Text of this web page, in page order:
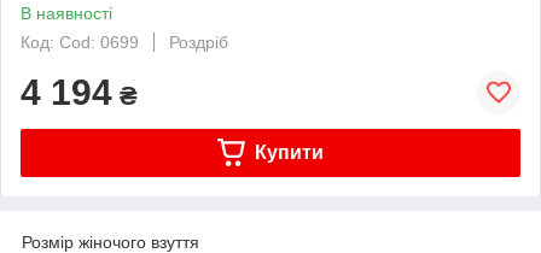
В наявності
Код: Cod: 0699
Роздріб
4 194 ₴
Купити
Розмір жіночого взуття